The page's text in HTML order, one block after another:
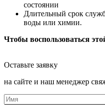
состоянии
Длительный срок
воды или химии.
Чтобы воспользоваться
Оставьте заявку
на сайте и наш менеджер